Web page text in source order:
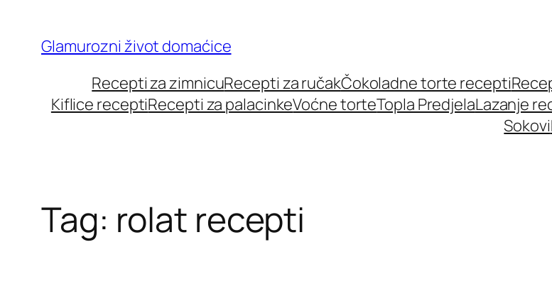
content
Glamurozni život domaćice
Recepti za zimnicuRecepti za ručakČokoladne torte recepti
Kiflice receptiRecepti za palacinkeVoćne torteTopla PredjelaLazanje
Sokovi
Tag: rolat recepti